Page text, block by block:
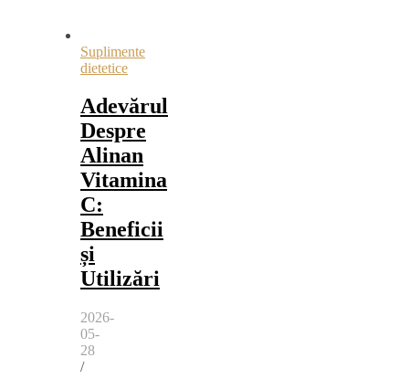
Suplimente
dietetice
Adevărul
Despre
Alinan
Vitamina
C:
Beneficii
și
Utilizări
2026-
05-
28
/